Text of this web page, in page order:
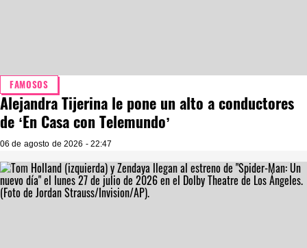
FAMOSOS
Alejandra Tijerina le pone un alto a conductores
de ‘En Casa con Telemundo’
06 de agosto de 2026 - 22:47